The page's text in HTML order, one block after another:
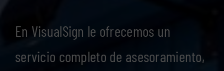
En VisualSign le ofrecemos un
servicio completo de asesoramiento,